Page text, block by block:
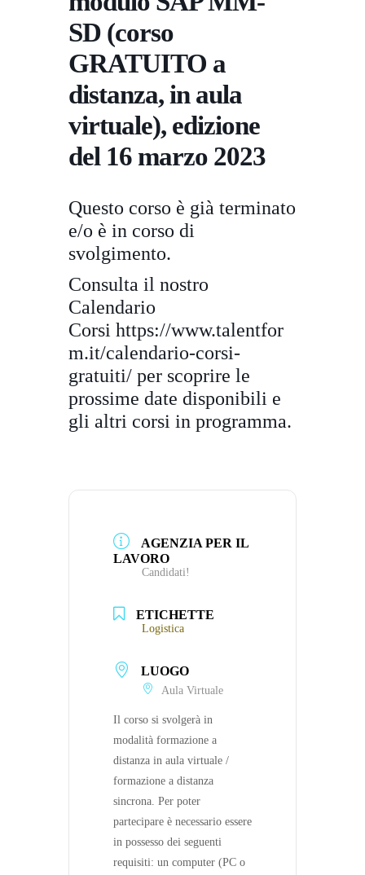
SD (corso
GRATUITO a
distanza, in aula
virtuale), edizione
del 16 marzo 2023
Questo corso è già terminato
e/o è in corso di
svolgimento.
Consulta il nostro
Calendario
Corsi https://www.talentfor
m.it/calendario-corsi-
gratuiti/ per scoprire le
prossime date disponibili e
gli altri corsi in programma.
AGENZIA PER IL
LAVORO
Candidati!
ETICHETTE
Logistica
LUOGO
Aula Virtuale
Il corso si svolgerà in
modalità formazione a
distanza in aula virtuale /
formazione a distanza
sincrona. Per poter
partecipare è necessario essere
in possesso dei seguenti
requisiti: un computer (PC o